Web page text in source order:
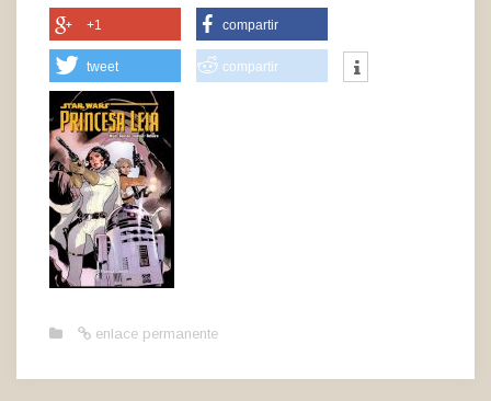
+1 compartir
tweet compartir
enlace permanente